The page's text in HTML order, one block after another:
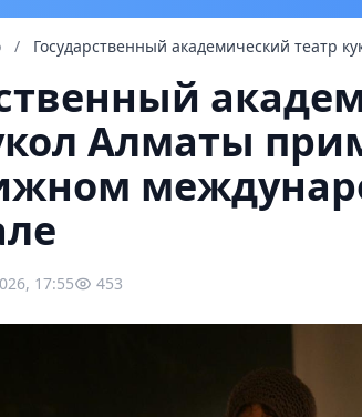
/ Государственный академический театр
Алматы
17:55 453